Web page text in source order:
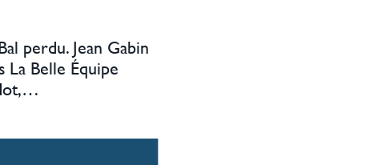
perdu. Jean Gabin
La Belle Équipe